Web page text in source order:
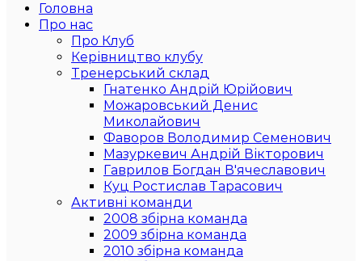
Головна
Про нас
Про Клуб
Керівництво клубу
Тренерський склад
Гнатенко Андрій Юрійович
Можаровський Денис
Миколайович
Фаворов Володимир Семенович
Мазуркевич Андрій Вікторович
Гаврилов Богдан В'ячеславович
Куц Ростислав Тарасович
Активні команди
2008 збірна команда
2009 збірна команда
2010 збірна команда